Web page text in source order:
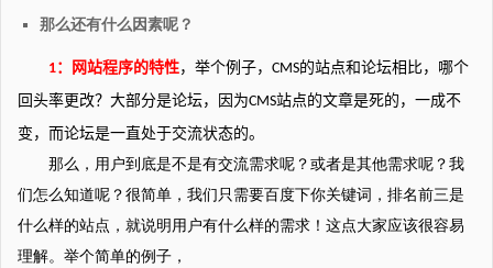
那么还有什么因素呢？
1：网站程序的特性，举个例子， CMS的站点和论坛相比，哪个
回头率更改？大部分是论坛，因为CMS站点的文章是死的，一成不
变，而论坛是一直处于交流状态的。
那么，用户到底是不是有交流需求呢？或者是其他需求呢？我
们怎么知道呢？很简单，我们只需要百度下你关键词，排名前三是
什么样的站点，就说明用户有什么样的需求！这点大家应该很容易
理解。举个简单的例子，